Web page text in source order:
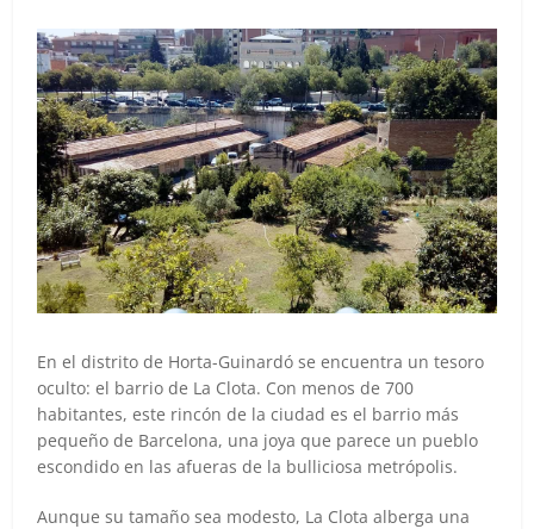
En el distrito de Horta-Guinardó se encuentra un tesoro
oculto: el barrio de La Clota. Con menos de 700
habitantes, este rincón de la ciudad es el barrio más
pequeño de Barcelona, una joya que parece un pueblo
escondido en las afueras de la bulliciosa metrópolis.
Aunque su tamaño sea modesto, La Clota alberga una